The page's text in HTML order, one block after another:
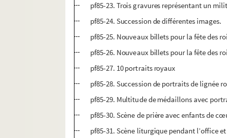
pf85-23. Trois gravures représentant un
pf85-24. Succession de différentes images.
pf85-25. Nouveaux billets pour la fête des
pf85-26. Nouveaux billets pour la fête des
pf85-27. 10 portraits royaux
pf85-28. Succession de portraits de lignée
pf85-29. Multitude de médaillons avec
pf85-30. Scène de prière avec enfants de
pf85-31. Scène liturgique pendant l’office